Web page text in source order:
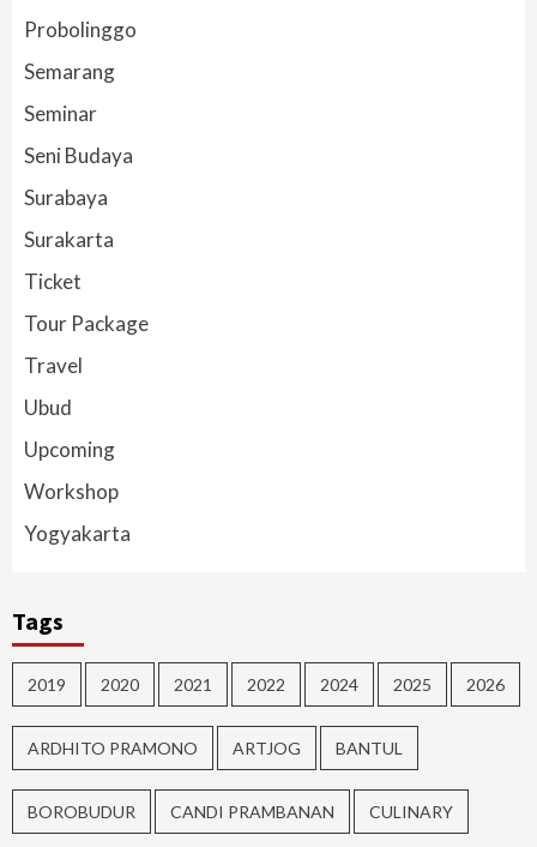
Probolinggo
Semarang
Seminar
Seni Budaya
Surabaya
Surakarta
Ticket
Tour Package
Travel
Ubud
Upcoming
Workshop
Yogyakarta
Tags
2019 2020 2021 2022 2024 2025 2026
ARDHITO PRAMONO ARTJOG BANTUL
BOROBUDUR CANDI PRAMBANAN CULINARY